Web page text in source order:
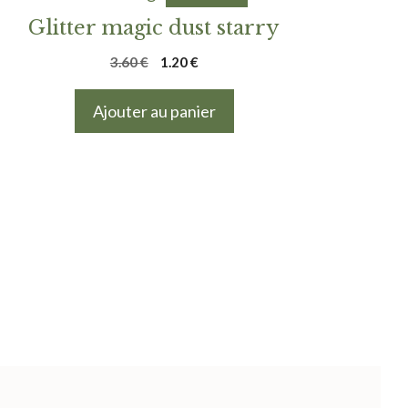
Glitter magic dust starry
3.60€
Le
1.20€Le
actuel
Ajouter au panier